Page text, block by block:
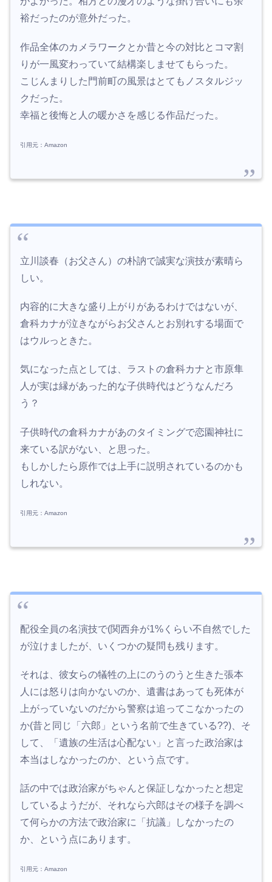
裕だったのが意外だった。
作品全体のカメラワークとか昔と今の対比とコマ割
りが一風変わっていて結構楽しませてもらった。
こじんまりした門前町の風景はとてもノスタルジッ
クだった。
幸福と後悔と人の暖かさを感じる作品だった。
引用元：Amazon
立川談春（お父さん）の朴訥で誠実な演技が素晴ら
しい。
内容的に大きな盛り上がりがあるわけではないが、
倉科カナが泣きながらお父さんとお別れする場面で
はウルっときた。
気になった点としては、ラストの倉科カナと市原隼
人が実は縁があった的な子供時代はどうなんだろ
う？
子供時代の倉科カナがあのタイミングで恋園神社に
来ている訳がない、と思った。
もしかしたら原作では上手に説明されているのかも
しれない。
引用元：Amazon
配役全員の名演技で(関西弁が1%くらい不自然でした
が泣けましたが、いくつかの疑問も残ります。
それは、彼女らの犠牲の上にのうのうと生きた張本
人には怒りは向かないのか、遺書はあっても死体が
上がっていないのだから警察は追ってこなかったの
か(昔と同じ「六郎」という名前で生きている??)、そ
して、「遺族の生活は心配ない」と言った政治家は
本当はしなかったのか、という点です。
話の中では政治家がちゃんと保証しなかったと想定
しているようだが、それなら六郎はその様子を調べ
て何らかの方法で政治家に「抗議」しなかったの
か、という点にあります。
引用元：Amazon